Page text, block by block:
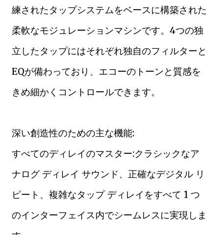
練されたタップシステムをベースに構築された
柔軟なモジュレーションマシンです。4つの独
立したタップにはそれぞれ独自のフィルターと
EQが備わっており、エコーのトーンと質感を
きめ細かくコントロールできます。
深い創造性のための主な機能:
すべてのディレイのマスター:クラシックなア
ナログ ディレイ サウンド、正確なデジタル リ
ピート、複雑なタップ ディレイをすべて 1 つ
のインターフェイス内でシームレスに実現しま